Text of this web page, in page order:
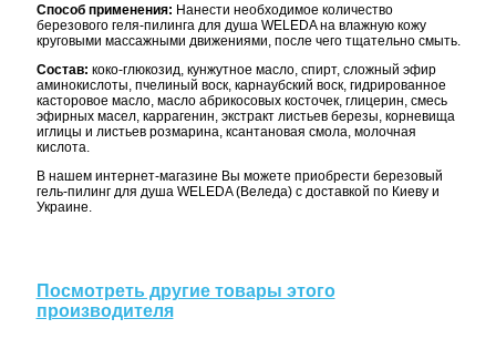
Способ применения: Нанести необходимое количество
березового геля-пилинга для душа WELEDA на влажную кожу
круговыми массажными движениями, после чего тщательно смыть.
Состав: коко-глюкозид, кунжутное масло, спирт, сложный эфир
аминокислоты, пчелиный воск, карнаубский воск, гидрированное
касторовое масло, масло абрикосовых косточек, глицерин, смесь
эфирных масел, каррагенин, экстракт листьев березы, корневища
иглицы и листьев розмарина, ксантановая смола, молочная
кислота.
В нашем интернет-магазине Вы можете приобрести березовый
гель-пилинг для душа WELEDA (Веледа) с доставкой по Киеву и
Украине.
Посмотреть другие товары этого
производителя